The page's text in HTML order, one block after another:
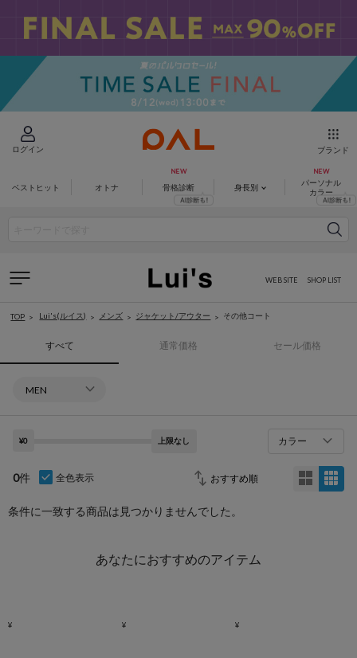
ログイン ブランド
ベストヒット オトナ 骨格診断 身長別
パーソナル
カラー
WEB SITE SHOP LIST
TOP Lui's(ルイス) メンズ ジャケット/アウター その他コート
すべて 通常価格 セール価格
¥0 上限なし カラー
0件 全色表示
条件に一致する商品は見つかりませんでした。
あなたにおすすめのアイテム